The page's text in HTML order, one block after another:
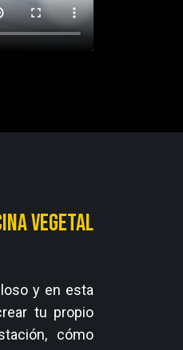
vegetal
y en esta
tu propio
cómo